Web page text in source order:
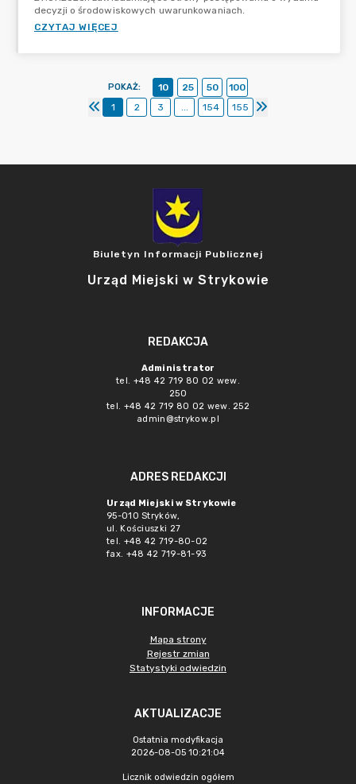
decyzji o środowiskowych uwarunkowaniach.
CZYTAJ WIĘCEJ
POKAŻ: 10 25 50
100
1
2 3 ... 154 155
Biuletyn Informacji Publicznej
Urząd Miejski w Strykowie
REDAKCJA
Administrator
tel. +48 42 719 80 02 wew.
250
tel. +48 42 719 80 02 wew. 252
admin@strykow.pl
ADRES REDAKCJI
Urząd Miejski w Strykowie
95-010 Stryków,
ul. Kościuszki 27
tel. +48 42 719-80-02
fax. +48 42 719-81-93
INFORMACJE
Mapa strony
Rejestr zmian
Statystyki odwiedzin
AKTUALIZACJE
Ostatnia modyfikacja
2026-08-05 10:21:04
Licznik odwiedzin ogółem